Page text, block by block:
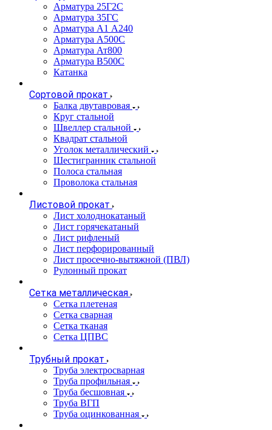
Арматура 25Г2С
Арматура 35ГС
Арматура А1 А240
Арматура А500С
Арматура Ат800
Арматура В500С
Катанка
Сортовой прокат
Балка двутавровая
Круг стальной
Швеллер стальной
Квадрат стальной
Уголок металлический
Шестигранник стальной
Полоса стальная
Проволока стальная
Листовой прокат
Лист холоднокатаный
Лист горячекатаный
Лист рифленый
Лист перфорированный
Лист просечно-вытяжной (ПВЛ)
Рулонный прокат
Сетка металлическая
Сетка плетеная
Сетка сварная
Сетка тканая
Сетка ЦПВС
Трубный прокат
Труба электросварная
Труба профильная
Труба бесшовная
Труба ВГП
Труба оцинкованная